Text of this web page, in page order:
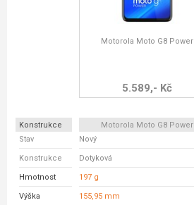
Motorola Moto G8 Power
5.589,- Kč
Konstrukce Motorola Moto G8 Power
Stav
Nový
Konstrukce Dotyková
Hmotnost 197 g
Výška 155,95 mm